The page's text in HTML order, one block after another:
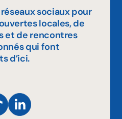
sociaux pour
locales, de
et de rencontres
qui font
d’ici.